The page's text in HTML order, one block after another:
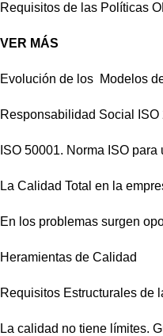
Requisitos de las Políticas
VER MÁS
Evolución de los Modelos
Responsabilidad Social ISO
ISO 50001. Norma ISO
La Calidad Total en la
En los problemas surgen
Heramientas de Calidad
Requisitos Estructurales de
La calidad no tiene límites.